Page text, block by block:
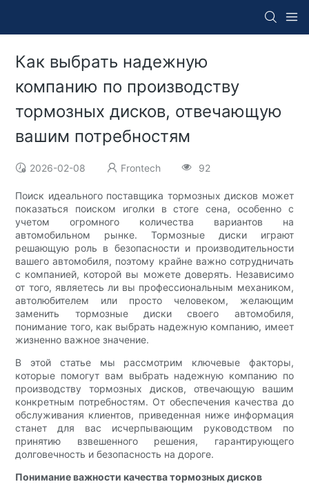
Как выбрать надежную
компанию по производству
тормозных дисков, отвечающую
вашим потребностям
2026-02-08 Frontech 92
Поиск идеального поставщика тормозных дисков может
показаться поиском иголки в стоге сена, особенно с
учетом огромного количества вариантов на
автомобильном рынке. Тормозные диски играют
решающую роль в безопасности и производительности
вашего автомобиля, поэтому крайне важно сотрудничать
с компанией, которой вы можете доверять. Независимо
от того, являетесь ли вы профессиональным механиком,
автолюбителем или просто человеком, желающим
заменить тормозные диски своего автомобиля,
понимание того, как выбрать надежную компанию, имеет
жизненно важное значение.
В этой статье мы рассмотрим ключевые факторы,
которые помогут вам выбрать надежную компанию по
производству тормозных дисков, отвечающую вашим
конкретным потребностям. От обеспечения качества до
обслуживания клиентов, приведенная ниже информация
станет для вас исчерпывающим руководством по
принятию взвешенного решения, гарантирующего
долговечность и безопасность на дороге.
Понимание важности качества тормозных дисков